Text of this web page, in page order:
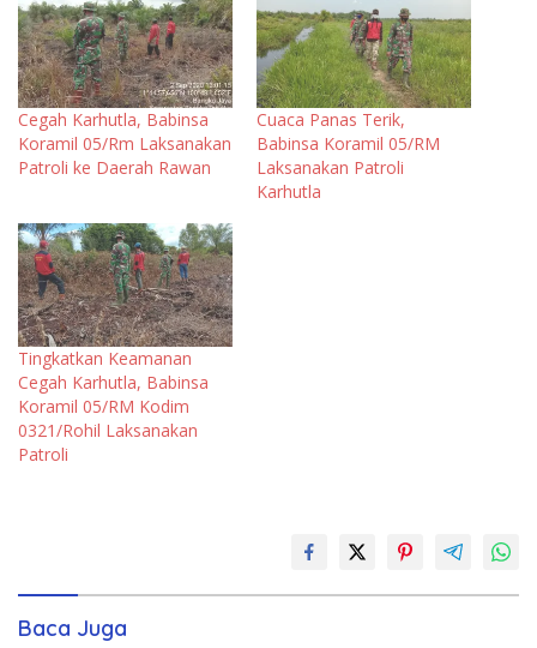
Cegah Karhutla, Babinsa
Koramil 05/Rm Laksanakan
Patroli ke Daerah Rawan
Cuaca Panas Terik,
Babinsa Koramil 05/RM
Laksanakan Patroli
Karhutla
Tingkatkan Keamanan
Cegah Karhutla, Babinsa
Koramil 05/RM Kodim
0321/Rohil Laksanakan
Patroli
Baca Juga